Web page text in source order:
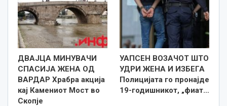
ДВАЈЦА МИНУВАЧИ
СПАСИЈА ЖЕНА ОД
ВАРДАР Храбра акција
кај Камениот Мост во
Скопје
УАПСЕН ВОЗАЧОТ ШТО
УДРИ ЖЕНА И ИЗБЕГА
Полицијата го пронајде
19-годишникот, „фиат…